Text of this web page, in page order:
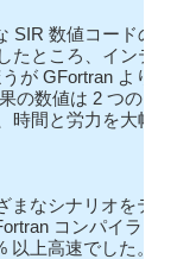
SIR 数値コードのさま
たところ、インテル
が GFortran よりも
の数値は 2 つのコンパ
時間と労力を大幅に節
まなシナリオをテスト
コンパイラーのほ
以上高速でした。」